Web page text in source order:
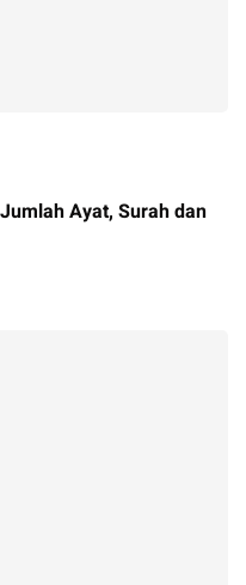
Ayat, Surah dan